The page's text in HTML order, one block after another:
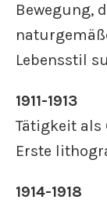
Bewegung,
Lebensstil
1911-1913
Tätigkeit als
Erste
1914-1918